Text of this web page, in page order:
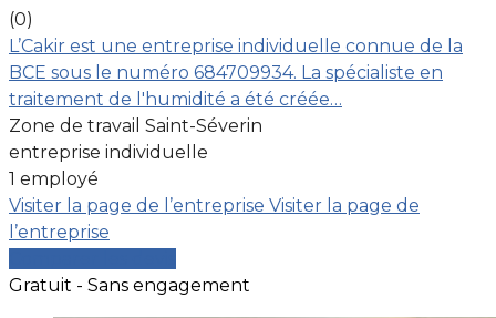
(0)
L’Cakir est une entreprise individuelle connue de la
BCE sous le numéro 684709934. La spécialiste en
traitement de l'humidité a été créée…
Zone de travail Saint-Séverin
entreprise individuelle
1 employé
Visiter la page de l’entreprise Visiter la page de
l’entreprise
Gratuit - Sans engagement